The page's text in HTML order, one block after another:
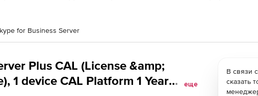
for Business Server
Plus CAL (License &amp;
Platform 1 Year
еще
В связи
сказать